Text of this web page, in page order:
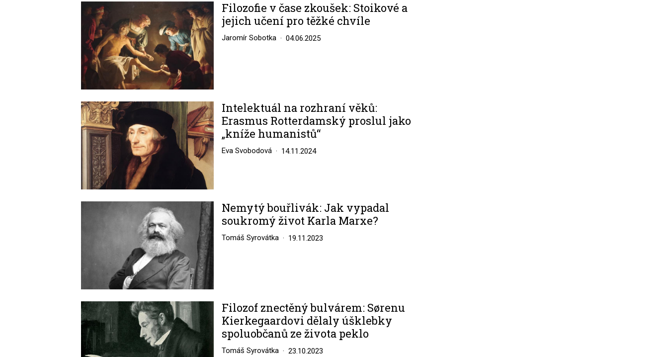
Image
Filozofie v čase zkoušek: Stoikové a
jejich učení pro těžké chvíle
Jaromír Sobotka 04.06.2025
Image
Intelektuál na rozhraní věků:
Erasmus Rotterdamský proslul jako
„kníže humanistů“
Eva Svobodová 14.11.2024
Nemytý bouřlivák: Jak vypadal
soukromý život Karla Marxe?
Tomáš Syrovátka 19.11.2023
Image
Filozof znectěný bulvárem: Sørenu
Kierkegaardovi dělaly úšklebky
spoluobčanů ze života peklo
Tomáš Syrovátka 23.10.2023